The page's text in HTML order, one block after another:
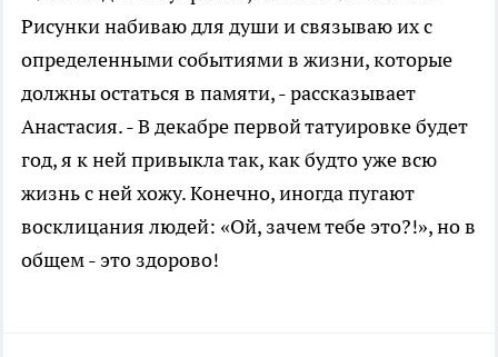
Рисунки набиваю для души и связываю их с
определенными событиями в жизни, которые
должны остаться в памяти, - рассказывает
Анастасия. - В декабре первой татуировке будет
год, я к ней привыкла так, как будто уже всю
жизнь с ней хожу. Конечно, иногда пугают
восклицания людей: «Ой, зачем тебе это?!», но в
общем - это здорово!